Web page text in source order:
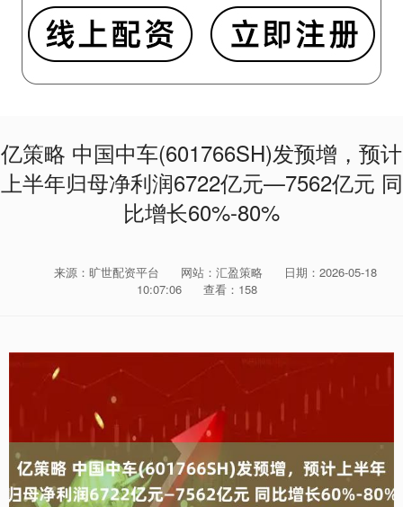
亿策略 中国中车(601766SH)发预增，预计
上半年归母净利润6722亿元—7562亿元 同
比增长60%-80%
来源：旷世配资平台 网站：汇盈策略
日期：2026-05-18
10:07:06
查看：158